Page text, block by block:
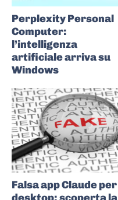
Perplexity Personal
Computer:
l’intelligenza
artificiale arriva su
Windows
Falsa app Claude per